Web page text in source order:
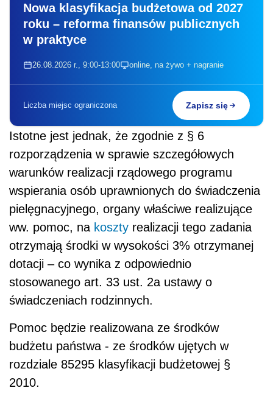
Nowa klasyfikacja budżetowa od 2027
roku – reforma finansów publicznych
w praktyce
26.08.2026 r., 9:00-13:00 online, na żywo + nagranie
Liczba miejsc ograniczona Zapisz się
Istotne jest jednak, że zgodnie z § 6
rozporządzenia w sprawie szczegółowych
warunków realizacji rządowego programu
wspierania osób uprawnionych do świadczenia
pielęgnacyjnego, organy właściwe realizujące
ww. pomoc, na koszty realizacji tego zadania
otrzymają środki w wysokości 3% otrzymanej
dotacji – co wynika z odpowiednio
stosowanego art. 33 ust. 2a ustawy o
świadczeniach rodzinnych.
Pomoc będzie realizowana ze środków
budżetu państwa - ze środków ujętych w
rozdziale 85295 klasyfikacji budżetowej §
2010.